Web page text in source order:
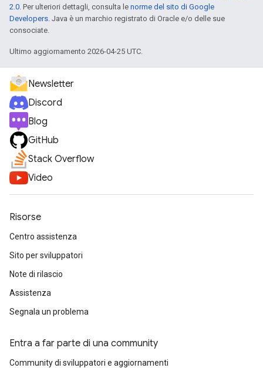
2.0. Per ulteriori dettagli, consulta le norme del sito di Google
Developers. Java è un marchio registrato di Oracle e/o delle sue
consociate.
Ultimo aggiornamento 2026-04-25 UTC.
Newsletter
Discord
Blog
GitHub
Stack Overflow
Video
Risorse
Centro assistenza
Sito per sviluppatori
Note di rilascio
Assistenza
Segnala un problema
Entra a far parte di una community
Community di sviluppatori e aggiornamenti